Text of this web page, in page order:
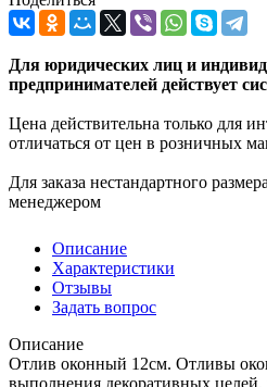
Для юридических лиц и
предпринимателей действует
Цена действительна только для
отличаться от цен в розничных
Для заказа нестандартного
менеджером
Описание
Характеристики
Отзывы
Задать вопрос
Описание
Отлив оконный 12см. Отливы